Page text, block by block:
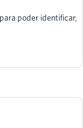
poder identificar,